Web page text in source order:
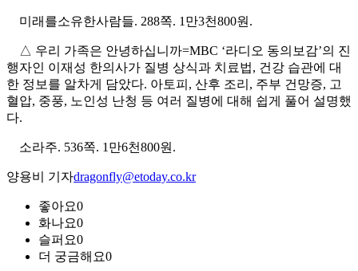
미래를소유한사람들. 288쪽. 1만3천800원.
△ 우리 가족은 안녕하십니까=MBC ‘라디오 동의보감’의 진
행자인 이재성 한의사가 질병 상식과 치료법, 건강 습관에 대
한 정보를 알차게 담았다. 아토피, 산후 조리, 주부 건망증, 고
혈압, 중풍, 노인성 난청 등 여러 질병에 대해 쉽게 풀어 설명했
다.
소라주. 536쪽. 1만6천800원.
양용비 기자dragonfly@etoday.co.kr
좋아요0
화나요0
슬퍼요0
더 궁금해요0